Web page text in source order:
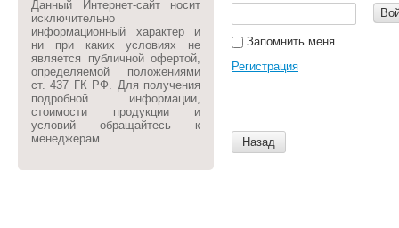
Данный Интернет-сайт носит
исключительно
информационный характер и
ни при каких условиях не
является публичной офертой,
определяемой положениями
ст. 437 ГК РФ. Для получения
подробной информации,
стоимости продукции и
условий обращайтесь к
менеджерам.
Запомнить меня
Регистрация
Назад